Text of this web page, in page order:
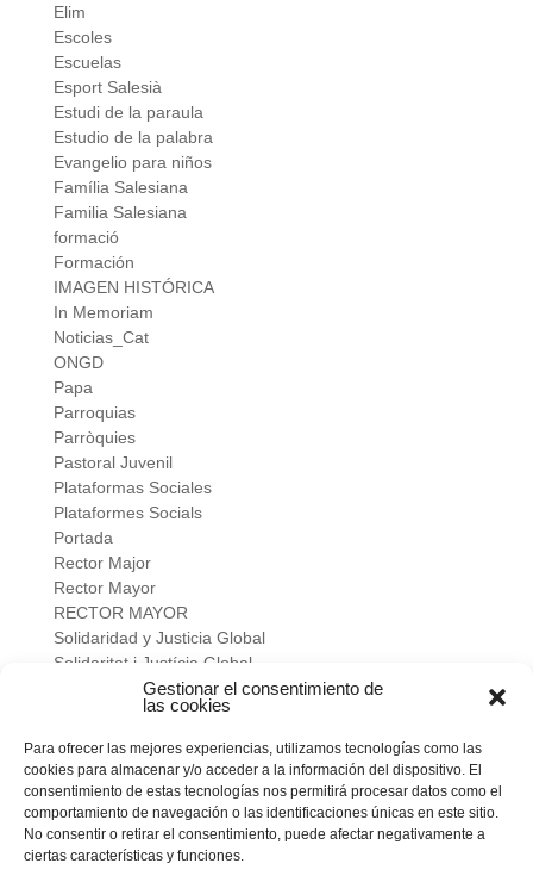
Gestionar el consentimiento de
las cookies
Para ofrecer las mejores experiencias, utilizamos tecnologías como las
cookies para almacenar y/o acceder a la información del dispositivo. El
consentimiento de estas tecnologías nos permitirá procesar datos como el
comportamiento de navegación o las identificaciones únicas en este sitio.
No consentir o retirar el consentimiento, puede afectar negativamente a
ciertas características y funciones.
Elim
Escoles
Escuelas
Esport Salesià
Estudi de la paraula
Estudio de la palabra
Evangelio para niños
Família Salesiana
Familia Salesiana
formació
Formación
IMAGEN HISTÓRICA
In Memoriam
Noticias_Cat
ONGD
Papa
Parroquias
Parròquies
Pastoral Juvenil
Plataformas Sociales
Plataformes Socials
Portada
Rector Major
Rector Mayor
RECTOR MAYOR
Solidaridad y Justicia Global
Solidaritat i Justícia Global
verano salesiano
Vivir a fondo
Vocacional
Meta